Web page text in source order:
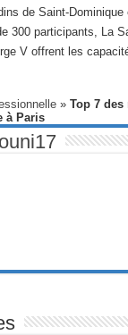
de Saint-Dominique
300 participants, La
V offrent les
»Top 7
à Paris